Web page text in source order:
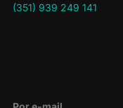
(351) 939 249 141